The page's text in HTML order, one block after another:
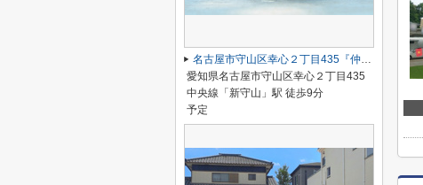
名古屋市守山区幸心２丁目435『仲介料無料』新築戸建て
愛知県名古屋市守山区幸心２丁目435
中央線「新守山」駅 徒歩9分
予定